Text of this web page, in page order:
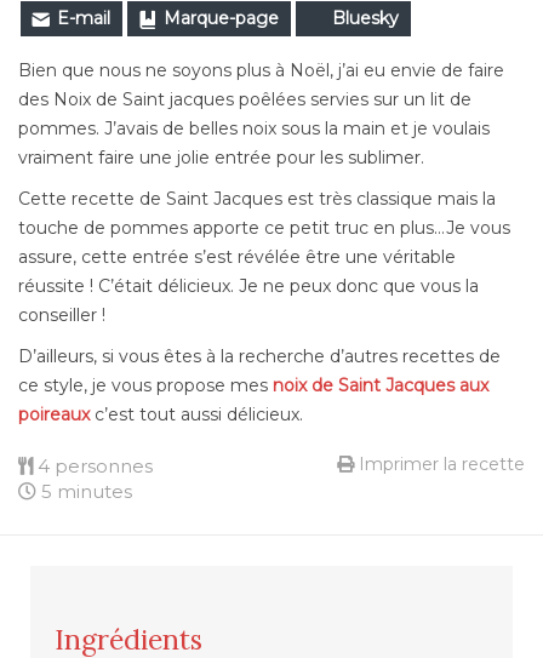
E-mail
Marque-page Bluesky
Bien que nous ne soyons plus à Noël, j’ai eu envie de faire
des Noix de Saint jacques poêlées servies sur un lit de
pommes. J’avais de belles noix sous la main et je voulais
vraiment faire une jolie entrée pour les sublimer.
Cette recette de Saint Jacques est très classique mais la
touche de pommes apporte ce petit truc en plus…Je vous
assure, cette entrée s’est révélée être une véritable
réussite ! C’était délicieux. Je ne peux donc que vous la
conseiller !
D’ailleurs, si vous êtes à la recherche d’autres recettes de
ce style, je vous propose mes noix de Saint Jacques aux
poireauxc’est tout aussi délicieux.
4 personnes
5 minutes
Imprimer la recette
Ingrédients